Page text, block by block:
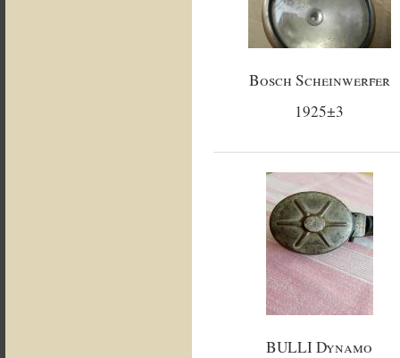
Bosch Scheinwerfer
1925±3
BULLI Dynamo